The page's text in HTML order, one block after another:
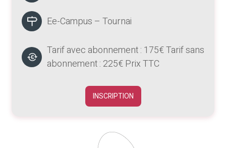
Ee-Campus – Tournai
Tarif avec abonnement : 175€ Tarif sans
abonnement : 225€ Prix TTC
INSCRIPTION